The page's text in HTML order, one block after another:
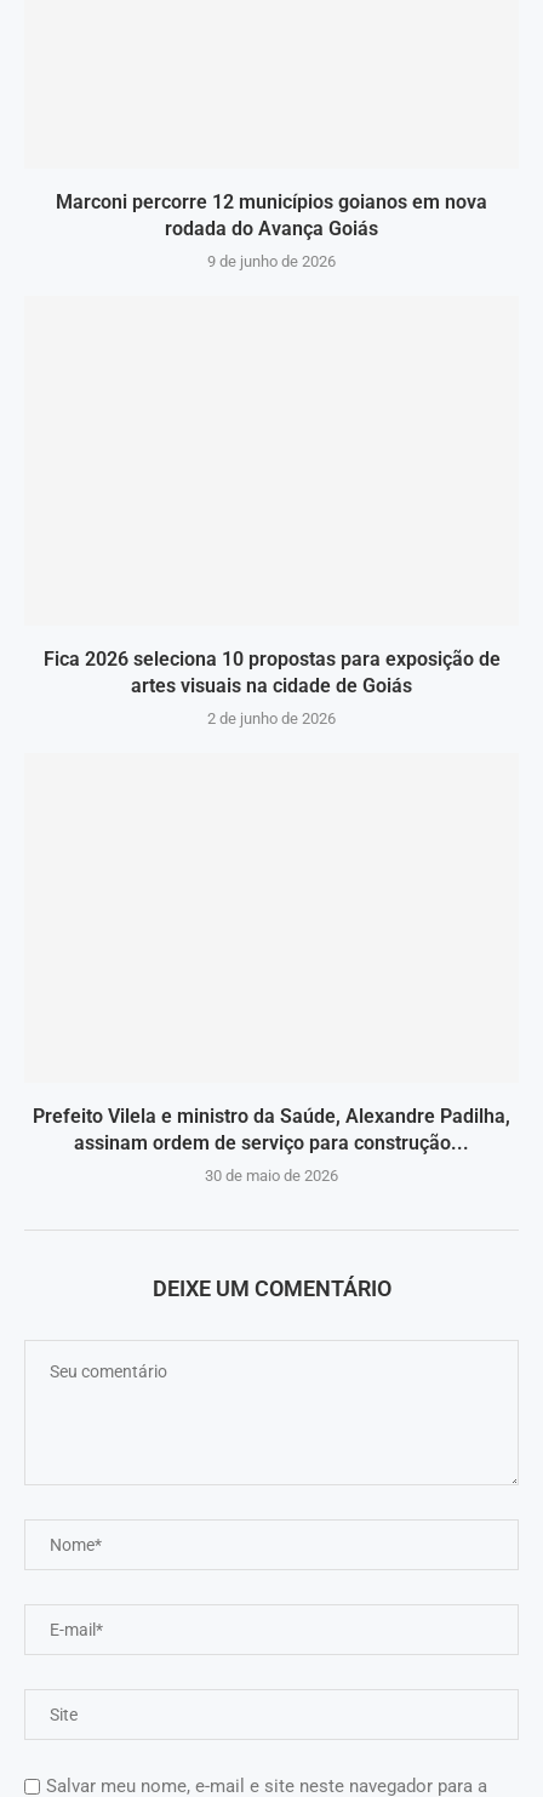
Marconi percorre 12 municípios goianos em nova
rodada do Avança Goiás
9 de junho de 2026
Fica 2026 seleciona 10 propostas para exposição de
artes visuais na cidade de Goiás
2 de junho de 2026
Prefeito Vilela e ministro da Saúde, Alexandre Padilha,
assinam ordem de serviço para construção...
30 de maio de 2026
DEIXE UM COMENTÁRIO
Salvar meu nome, e-mail e site neste navegador para a